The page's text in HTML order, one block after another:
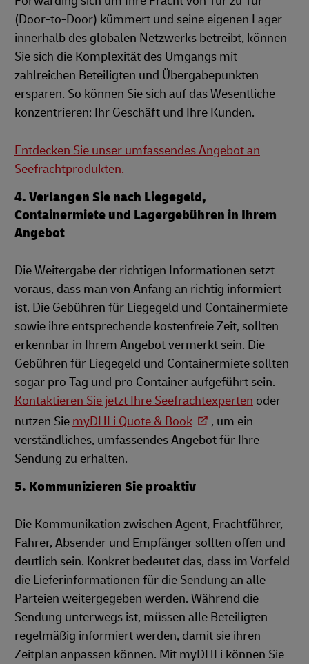
(Door-to-Door) kümmert und seine eigenen Lager
innerhalb des globalen Netzwerks betreibt, können
Sie sich die Komplexität des Umgangs mit
zahlreichen Beteiligten und Übergabepunkten
ersparen. So können Sie sich auf das Wesentliche
konzentrieren: Ihr Geschäft und Ihre Kunden.
Entdecken Sie unser umfassendes Angebot an
Seefrachtprodukten.
4. Verlangen Sie nach Liegegeld,
Containermiete und Lagergebühren in Ihrem
Angebot
Die Weitergabe der richtigen Informationen setzt
voraus, dass man von Anfang an richtig informiert
ist. Die Gebühren für Liegegeld und Containermiete
sowie ihre entsprechende kostenfreie Zeit, sollten
erkennbar in Ihrem Angebot vermerkt sein. Die
Gebühren für Liegegeld und Containermiete sollten
sogar pro Tag und pro Container aufgeführt sein.
Kontaktieren Sie jetzt Ihre Seefrachtexperten oder
nutzen Sie myDHLi Quote & Book
, um ein
verständliches, umfassendes Angebot für Ihre
Sendung zu erhalten.
5. Kommunizieren Sie proaktiv
Die Kommunikation zwischen Agent, Frachtführer,
Fahrer, Absender und Empfänger sollten offen und
deutlich sein. Konkret bedeutet das, dass im Vorfeld
die Lieferinformationen für die Sendung an alle
Parteien weitergegeben werden. Während die
Sendung unterwegs ist, müssen alle Beteiligten
regelmäßig informiert werden, damit sie ihren
Zeitplan anpassen können. Mit myDHLi können Sie